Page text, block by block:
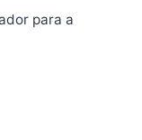
para a